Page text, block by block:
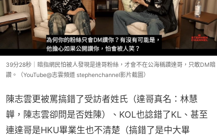
39分28秒｜暗指網民怕被人發現是達哥粉絲，才會不在公海稱讚達哥，只敢DM暗
讚。（YouTube@志雲頻道 stephenchannel影片截圖）
陳志雲更被罵搞錯了受訪者姓氏（達哥真名：林慧
韡，陳志雲卻問是否姓陳）、KOL也諗錯了KL、甚至
連達哥是HKU畢業生也不清楚（搞錯了是中大畢